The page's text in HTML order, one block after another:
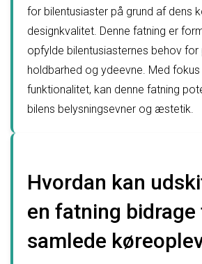
for bilentusiaster på grund af dens
designkvalitet. Denne fatning er
opfylde bilentusiasternes behov for
holdbarhed og ydeevne. Med
funktionalitet, kan denne fatning
bilens belysningsevner og æstetik.
Hvordan kan
en fatning
samlede